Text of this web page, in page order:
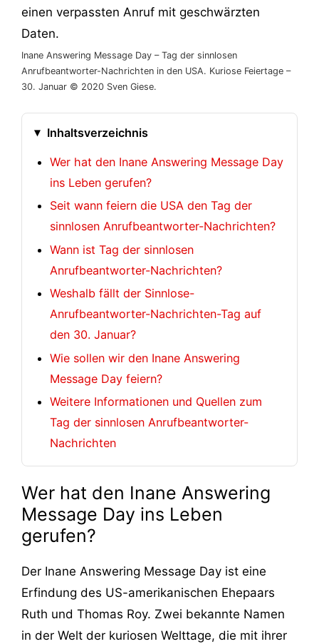
Inane Answering Message Day – Tag der sinnlosen
Anrufbeantworter-Nachrichten in den USA. Kuriose Feiertage –
30. Januar © 2020 Sven Giese.
Inhaltsverzeichnis
Wer hat den Inane Answering Message Day
ins Leben gerufen?
Seit wann feiern die USA den Tag der
sinnlosen Anrufbeantworter-Nachrichten?
Wann ist Tag der sinnlosen
Anrufbeantworter-Nachrichten?
Weshalb fällt der Sinnlose-
Anrufbeantworter-Nachrichten-Tag auf
den 30. Januar?
Wie sollen wir den Inane Answering
Message Day feiern?
Weitere Informationen und Quellen zum
Tag der sinnlosen Anrufbeantworter-
Nachrichten
Wer hat den Inane Answering
Message Day ins Leben
gerufen?
Der Inane Answering Message Day ist eine
Erfindung des US-amerikanischen Ehepaars
Ruth und Thomas Roy. Zwei bekannte Namen
in der Welt der kuriosen Welttage, die mit ihrer